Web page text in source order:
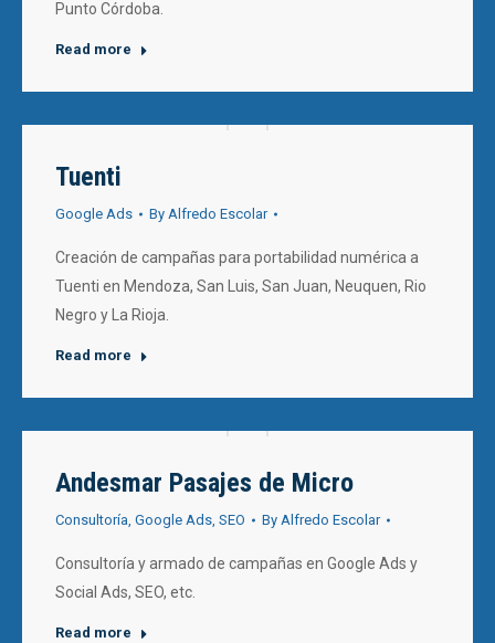
Punto Córdoba.
Read more
Tuenti
Google Ads By Alfredo Escolar
Creación de campañas para portabilidad numérica a
Tuenti en Mendoza, San Luis, San Juan, Neuquen, Rio
Negro y La Rioja.
Read more
Andesmar Pasajes de Micro
Consultoría, Google Ads, SEO By Alfredo Escolar
Consultoría y armado de campañas en Google Ads y
Social Ads, SEO, etc.
Read more